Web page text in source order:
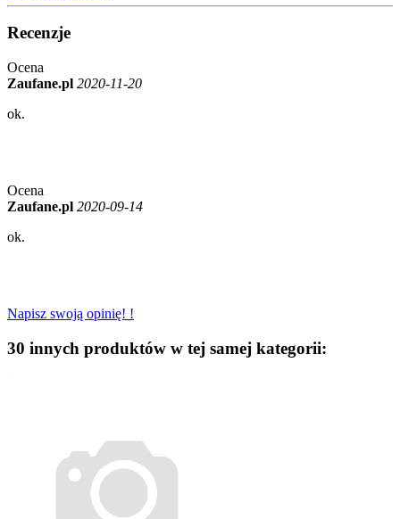
Recenzje
Ocena
Zaufane.pl 2020-11-20
ok.
Ocena
Zaufane.pl 2020-09-14
ok.
Napisz swoją opinię! !
30 innych produktów w tej samej kategorii: